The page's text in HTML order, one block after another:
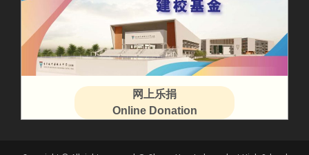
网上乐捐
Online Donation